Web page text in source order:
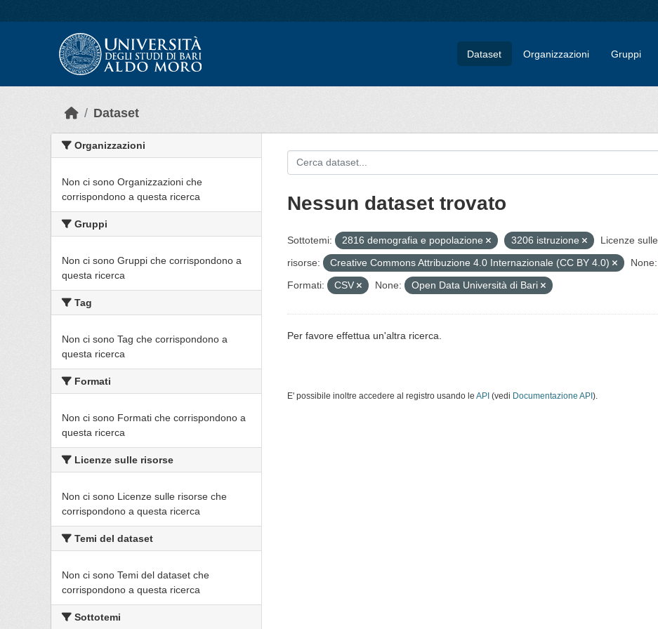
Dataset Organizzazioni Gruppi
Dataset
Organizzazioni
Non ci sono Organizzazioni che
corrispondono a questa ricerca
Gruppi
Non ci sono Gruppi che corrispondono a
questa ricerca
Tag
Non ci sono Tag che corrispondono a
questa ricerca
Formati
Non ci sono Formati che corrispondono a
questa ricerca
Licenze sulle risorse
Non ci sono Licenze sulle risorse che
corrispondono a questa ricerca
Temi del dataset
Non ci sono Temi del dataset che
corrispondono a questa ricerca
Sottotemi
Nessun dataset trovato
Sottotemi: 2816 demografia e popolazione 3206 istruzione
Licenze sulle
risorse:
Creative Commons Attribuzione 4.0 Internazionale (CC BY 4.0) None:
Formati:
CSV None: Open Data Università di Bari
Per favore effettua un'altra ricerca.
E' possibile inoltre accedere al registro usando le API (vedi Documentazione API ).